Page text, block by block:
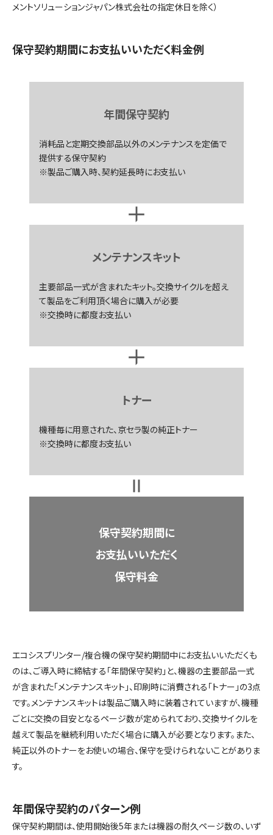
メントソリューションジャパン株式会社の指定休日を除く）
保守契約期間にお支払いいただく料金例
年間保守契約
消耗品と定期交換部品以外のメンテナンスを定価で
提供する保守契約
※製品ご購入時、契約延長時にお支払い
メンテナンスキット
主要部品一式が含まれたキット。交換サイクルを超え
て製品をご利用頂く場合に購入が必要
※交換時に都度お支払い
トナー
機種毎に用意された、京セラ製の純正トナー
※交換時に都度お支払い
保守契約期間に
お支払いいただく
保守料金
エコシスプリンター/複合機の保守契約期間中にお支払いいただくも
のは、ご導入時に締結する「年間保守契約」と、機器の主要部品一式
が含まれた「メンテナンスキット」、印刷時に消費される「トナー」の3点
です。メンテナンスキットは製品ご購入時に装着されていますが、機種
ごとに交換の目安となるページ数が定められており、交換サイクルを
越えて製品を継続利用いただく場合に購入が必要となります。また、
純正以外のトナーをお使いの場合、保守を受けられないことがありま
す。
年間保守契約のパターン例
保守契約期間は、使用開始後5年または機器の耐久ページ数の、いず